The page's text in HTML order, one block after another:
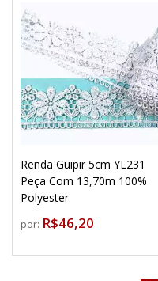
Renda Guipir 5cm YL231
Peça Com 13,70m 100%
Polyester
por: R$46,20